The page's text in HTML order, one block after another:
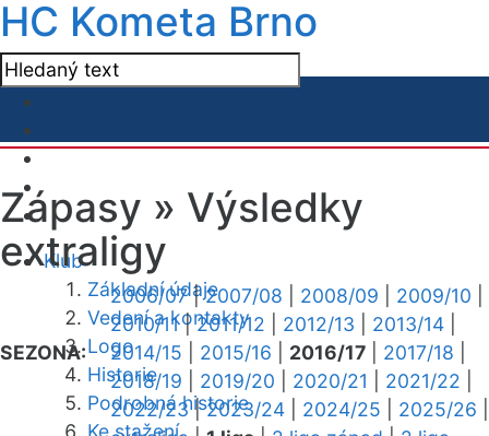
HC Kometa Brno
Klub
Základní údaje
Vedení a kontakty
Logo
Historie
Podrobná historie
Ke stažení
Zápasy » Výsledky
extraligy
SEZONA:
2006/07|2007/08 2008/09 2009/10
2010/11|2011/12 2012/13 2013/14
2014/15
2015/16 2016/17 2017/18
2018/19
2019/20 2020/21 2021/22
2022/23|2023/24 2024/25 2025/26